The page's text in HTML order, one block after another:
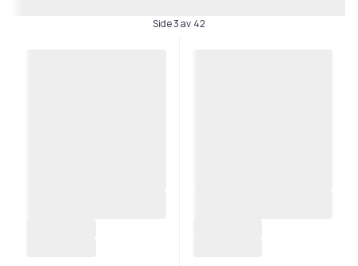
Side 3 av 42